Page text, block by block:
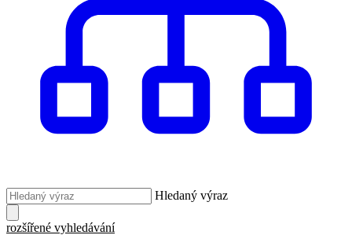
Hledaný výraz
rozšířené vyhledávání